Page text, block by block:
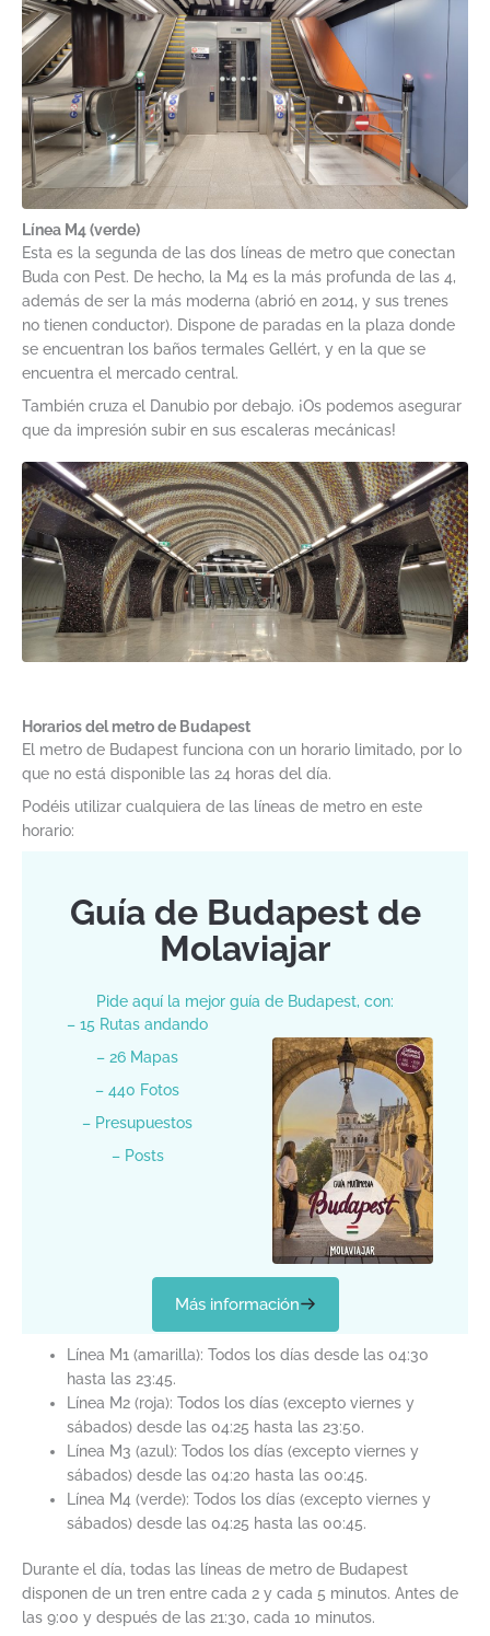
Línea M4 (verde)
Esta es la segunda de las dos líneas de metro que conectan
Buda con Pest. De hecho, la M4 es la más profunda de las 4,
además de ser la más moderna (abrió en 2014, y sus trenes
no tienen conductor). Dispone de paradas en la plaza donde
se encuentran los baños termales Gellért, y en la que se
encuentra el mercado central.
También cruza el Danubio por debajo. ¡Os podemos asegurar
que da impresión subir en sus escaleras mecánicas!
Horarios del metro de Budapest
El metro de Budapest funciona con un horario limitado, por lo
que no está disponible las 24 horas del día.
Podéis utilizar cualquiera de las líneas de metro en este
horario:
Guía de Budapest de
Molaviajar
Pide aquí la mejor guía de Budapest, con:
– 15 Rutas andando
– 26 Mapas
– 440 Fotos
– Presupuestos
– Posts
Más información
Línea M1 (amarilla): Todos los días desde las 04:30
hasta las 23:45.
Línea M2 (roja): Todos los días (excepto viernes y
sábados) desde las 04:25 hasta las 23:50.
Línea M3 (azul): Todos los días (excepto viernes y
sábados) desde las 04:20 hasta las 00:45.
Línea M4 (verde): Todos los días (excepto viernes y
sábados) desde las 04:25 hasta las 00:45.
Durante el día, todas las líneas de metro de Budapest
disponen de un tren entre cada 2 y cada 5 minutos. Antes de
las 9:00 y después de las 21:30, cada 10 minutos.